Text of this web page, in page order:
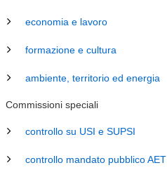
economia e lavoro
formazione e cultura
ambiente, territorio ed energia
Commissioni speciali
controllo su USI e SUPSI
controllo mandato pubblico AET